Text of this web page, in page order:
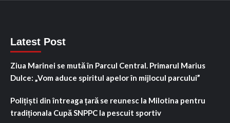
Latest Post
Ziua Marinei se mută în Parcul Central. Primarul Marius
Dulce: „Vom aduce spiritul apelor în mijlocul parcului”
Polițiști din întreaga țară se reunesc la Milotina pentru
tradiționala Cupă SNPPC la pescuit sportiv